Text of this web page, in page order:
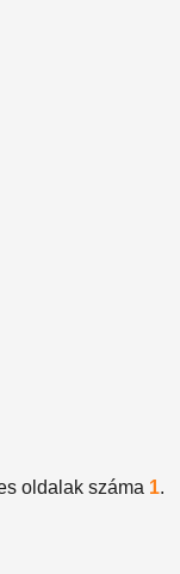
oldalak száma 1.